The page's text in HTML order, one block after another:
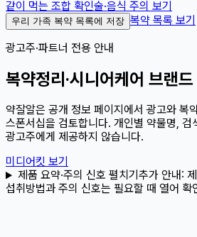
같이 먹는 조합 확인술·음식 주의 보기
우리 가족 복약 목록에 저장 복약 목록 보기
광고주·파트너 전용 안내
복약정리·시니어케어 브랜
약잘알은 공개 정보 페이지에서 광고와 복
스폰서십을 검토합니다. 개인별 약물명, 검
광고주에게 제공하지 않습니다.
미디어킷 보기
제품 요약·주의 신호 펼치기 추가 안내:
섭취방법과 주의 신호는 필요할 때 열어 확